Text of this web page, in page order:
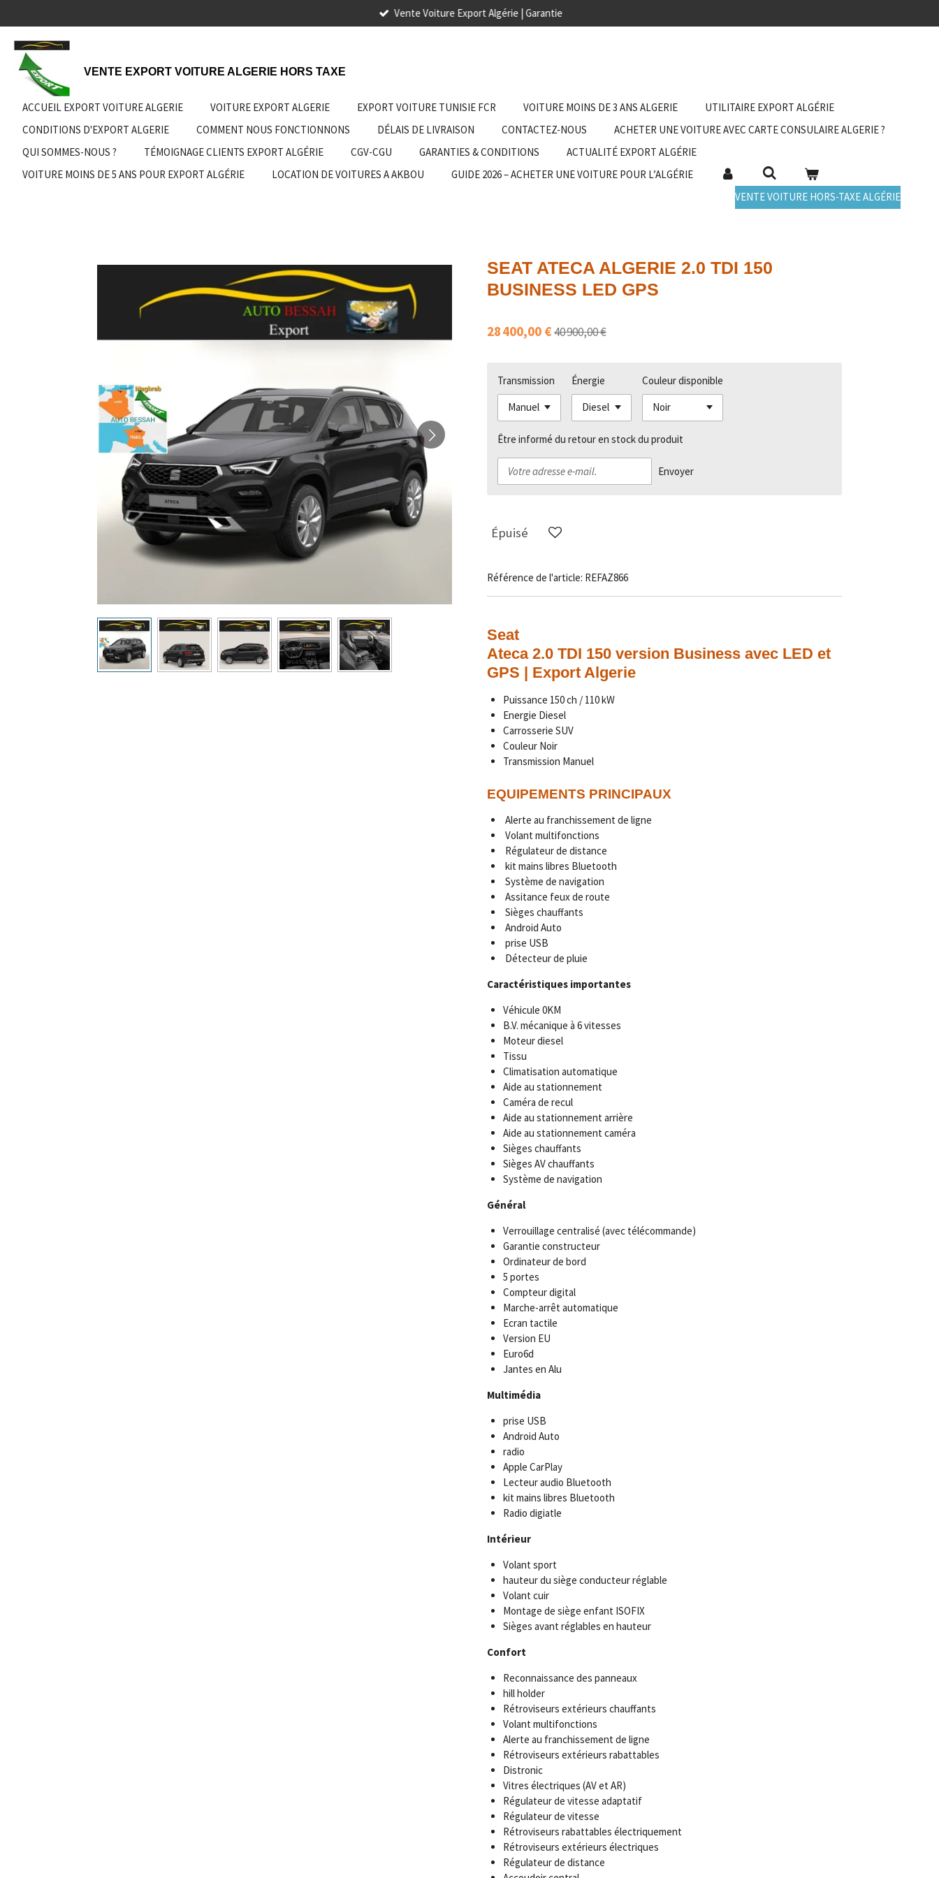
au
contenu
principal
Vente Voiture Export Algérie | Garantie
VENTE EXPORT VOITURE ALGERIE HORS TAXE
ACCUEIL EXPORT VOITURE ALGERIE VOITURE EXPORT ALGERIE EXPORT VOITURE TUNISIE FCR VOITURE MOINS DE 3 ANS ALGERIE
UTILITAIRE EXPORT ALGÉRIE
CONDITIONS D'EXPORT ALGERIE
COMMENT NOUS FONCTIONNONS DÉLAIS DE LIVRAISON CONTACTEZ-NOUS
ACHETER UNE VOITURE AVEC CARTE CONSULAIRE ALGERIE ?
QUI SOMMES-NOUS ?
TÉMOIGNAGE CLIENTS EXPORT ALGÉRIE CGV-CGU GARANTIES & CONDITIONS
ACTUALITÉ EXPORT ALGÉRIE
VOITURE MOINS DE 5 ANS POUR EXPORT ALGÉRIE
LOCATION DE VOITURES A AKBOU
GUIDE 2026 – ACHETER UNE VOITURE POUR L’ALGÉRIE
VENTE VOITURE HORS-TAXE ALGÉRIE
SEAT ATECA ALGERIE 2.0 TDI 150
BUSINESS LED GPS
28 400,00 €40 900,00 €
Transmission Énergie Couleur disponible
Être informé du retour en stock du produit
Envoyer
Épuisé
Référence de l'article: REFAZ866
Seat
Ateca 2.0 TDI 150 version Business avec LED et
GPS | Export Algerie
Puissance 150 ch / 110 kW
Energie Diesel
Carrosserie SUV
Couleur Noir
Transmission Manuel
EQUIPEMENTS PRINCIPAUX
Alerte au franchissement de ligne
Volant multifonctions
Régulateur de distance
kit mains libres Bluetooth
Système de navigation
Assitance feux de route
Sièges chauffants
Android Auto
prise USB
Détecteur de pluie
Caractéristiques importantes
Véhicule 0KM
B.V. mécanique à 6 vitesses
Moteur diesel
Tissu
Climatisation automatique
Aide au stationnement
Caméra de recul
Aide au stationnement arrière
Aide au stationnement caméra
Sièges chauffants
Sièges AV chauffants
Système de navigation
Général
Verrouillage centralisé (avec télécommande)
Garantie constructeur
Ordinateur de bord
5 portes
Compteur digital
Marche-arrêt automatique
Ecran tactile
Version EU
Euro6d
Jantes en Alu
Multimédia
prise USB
Android Auto
radio
Apple CarPlay
Lecteur audio Bluetooth
kit mains libres Bluetooth
Radio digiatle
Intérieur
Volant sport
hauteur du siège conducteur réglable
Volant cuir
Montage de siège enfant ISOFIX
Sièges avant réglables en hauteur
Confort
Reconnaissance des panneaux
hill holder
Rétroviseurs extérieurs chauffants
Volant multifonctions
Alerte au franchissement de ligne
Rétroviseurs extérieurs rabattables
Distronic
Vitres électriques (AV et AR)
Régulateur de vitesse adaptatif
Régulateur de vitesse
Rétroviseurs rabattables électriquement
Rétroviseurs extérieurs électriques
Régulateur de distance